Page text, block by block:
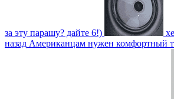
за эту парашу? дайте 6!)
назад Американцам нужен комфортный